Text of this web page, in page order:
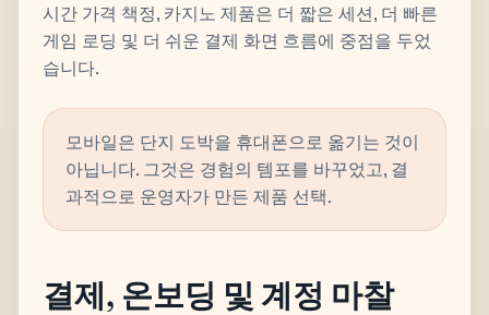
시간 가격 책정, 카지노 제품은 더 짧은 세션, 더 빠른
게임 로딩 및 더 쉬운 결제 화면 흐름에 중점을 두었
습니다.
모바일은 단지 도박을 휴대폰으로 옮기는 것이
아닙니다. 그것은 경험의 템포를 바꾸었고, 결
과적으로 운영자가 만든 제품 선택.
결제, 온보딩 및 계정 마찰